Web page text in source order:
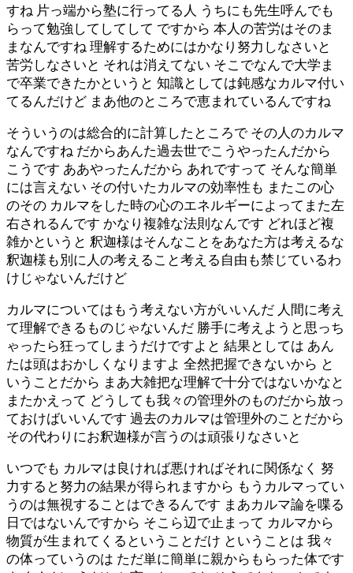
すね 片っ端から塾に行ってる人 うちにも先生呼んでも
らって勉強してしてして ですから 本人の苦労はそのま
まなんですね 理解するためにはかなり努力しなさいと
苦労しなさいと それは消えてない そこでなんで大学ま
で卒業できたかというと 知識としては鈍感なカルマ付い
てるんだけど まあ他のところで恵まれているんですね
そういうのは総合的に計算したところで その人のカルマ
なんですね だからあんた過去世でこうやったんだから
こうです ああやったんだから あれですって そんな簡単
には言えない その付いたカルマの効率性も またこの心
のその カルマをした時の心のエネルギーによってまた左
右されるんです かなり複雑な法則なんです どれほど複
雑かというと 釈迦様はそんなことをあなた方は考えるな
釈迦様も別に人の考えること考える自由も禁じているわ
けじゃないんだけど
カルマについてはもう考えない方がいいんだ 人間に考え
て理解できるものじゃないんだ 勝手に考えようと思っち
ゃったら狂ってしまうだけですよと 結果としては あん
たは頭はおかしくなりますよ 全然把握できないから と
いうことだから まあ大雑把な理解で十分ではないかなと
またかえって どうしても我々の管理外のものだから放っ
ておけばいいんです 過去のカルマは管理外のことだから
その代わりにお釈迦様が言うのは頑張りなさいと
いつでも カルマは良ければ悪ければそれに関係なく 努
力すると努力の結果が得られますから もうカルマってい
うのは無視することはできるんです まあカルマ論を喋る
日ではないんですから そこら辺で止まって カルマから
物質が生まれてくるということだけ ということは 我々
の体っていうのは ただ単に簡単に親からもらった体です